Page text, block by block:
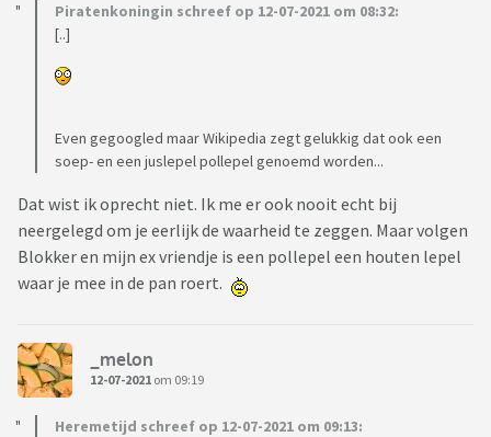
Piratenkoningin schreef op 12-07-2021 om 08:32:
[..]
Even gegoogled maar Wikipedia zegt gelukkig dat ook een
soep- en een juslepel pollepel genoemd worden...
Dat wist ik oprecht niet. Ik me er ook nooit echt bij
neergelegd om je eerlijk de waarheid te zeggen. Maar volgen
Blokker en mijn ex vriendje is een pollepel een houten lepel
waar je mee in de pan roert.
_melon
12-07-2021 om 09:19
Heremetijd schreef op 12-07-2021 om 09:13: